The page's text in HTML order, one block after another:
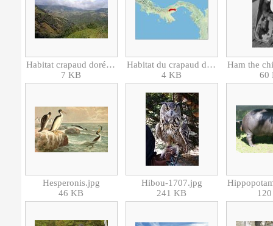
Habitat crapaud doré.jpeg
7 KB
Habitat du crapaud doré.jpeg
4 KB
60
Hesperonis.jpg
46 KB
Hibou-1707.jpg
241 KB